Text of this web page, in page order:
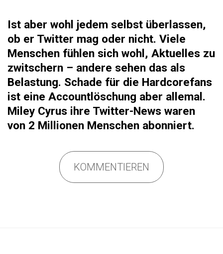
Ist aber wohl jedem selbst überlassen,
ob er Twitter mag oder nicht. Viele
Menschen fühlen sich wohl, Aktuelles zu
zwitschern – andere sehen das als
Belastung. Schade für die Hardcorefans
ist eine Accountlöschung aber allemal.
Miley Cyrus ihre Twitter-News waren
von 2 Millionen Menschen abonniert.
KOMMENTIEREN